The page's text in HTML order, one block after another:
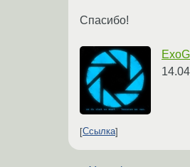
Спасибо!
Ссылка